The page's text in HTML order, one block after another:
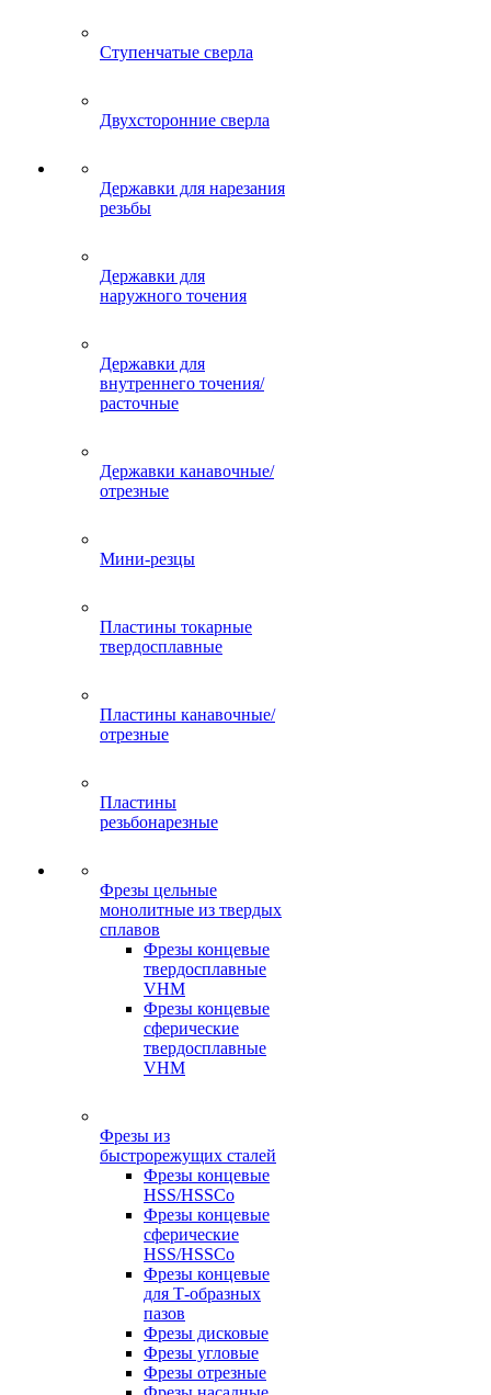
Ступенчатые сверла
Двухсторонние сверла
Державки для нарезания
резьбы
Державки для
наружного точения
Державки для
внутреннего точения/
расточные
Державки канавочные/
отрезные
Мини-резцы
Пластины токарные
твердосплавные
Пластины канавочные/
отрезные
Пластины
резьбонарезные
Фрезы цельные
монолитные из твердых
сплавов
Фрезы концевые
твердосплавные
VHM
Фрезы концевые
сферические
твердосплавные
VHM
Фрезы из
быстрорежущих сталей
Фрезы концевые
HSS/HSSCo
Фрезы концевые
сферические
HSS/HSSCo
Фрезы концевые
для Т-образных
пазов
Фрезы дисковые
Фрезы угловые
Фрезы отрезные